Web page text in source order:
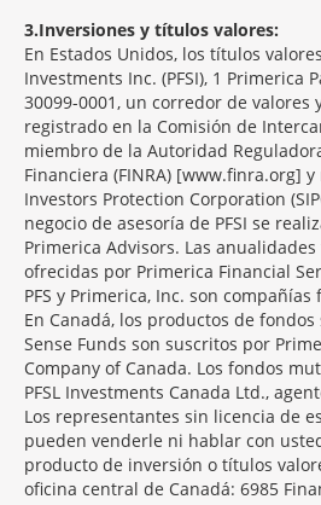
3 Inversiones y títulos valores:
En Estados Unidos, los títulos
Investments Inc. (PFSI), 1 Primerica
30099-0001, un corredor de valores
registrado en la Comisión de
miembro de la Autoridad
Financiera (FINRA) [www.finra.org]
Investors Protection Corporation
negocio de asesoría de PFSI se
Primerica Advisors. Las
ofrecidas por Primerica Financial
PFS y Primerica, Inc. son compañías
En Canadá, los productos de
Sense Funds son suscritos por
Company of Canada. Los fondos
PFSL Investments Canada Ltd.,
Los representantes sin licencia de
pueden venderle ni hablar con
producto de inversión o títulos
oficina central de Canadá: 6985